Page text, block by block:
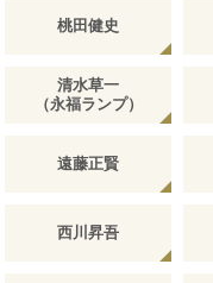
桃田健史
清水草一
（永福ランプ）
遠藤正賢
西川昇吾